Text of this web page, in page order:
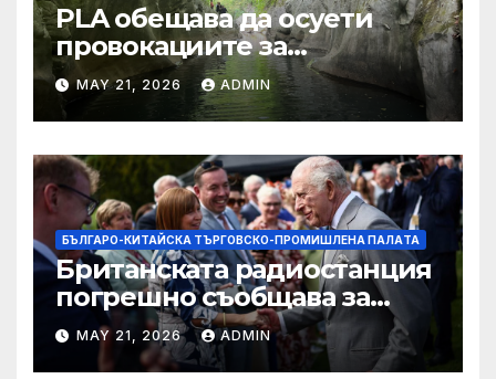
PLA обещава да осуети
провокациите за
„независимост на Тайван“.
MAY 21, 2026 ADMIN
БЪЛГАРО-КИТАЙСКА ТЪРГОВСКО-ПРОМИШЛЕНА ПАЛAТА
Британската радиостанция
погрешно съобщава за
смъртта на крал Чарлз
MAY 21, 2026 ADMIN